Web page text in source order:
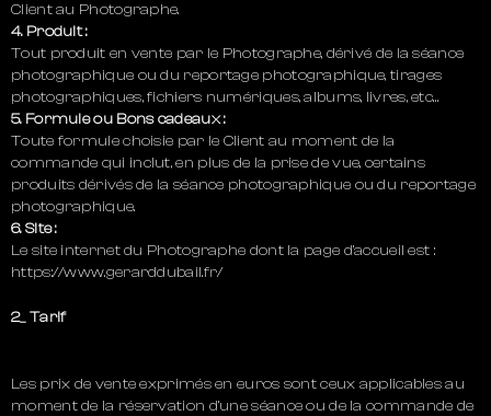
Client au Photographe.
4. Produit :
Tout produit en vente par le Photographe, dérivé de la séance
photographique ou du reportage photographique, tirages
photographiques, fichiers numériques, albums, livres, etc…
5. Formule ou Bons cadeaux :
Toute formule choisie par le Client au moment de la
commande qui inclut, en plus de la prise de vue, certains
produits dérivés de la séance photographique ou du reportage
photographique.
6. Site :
Le site internet du Photographe dont la page d’accueil est :
https://www.gerarddubail.fr/
2_ Tarif
Les prix de vente exprimés en euros sont ceux applicables au
moment de la réservation d’une séance ou de la commande de